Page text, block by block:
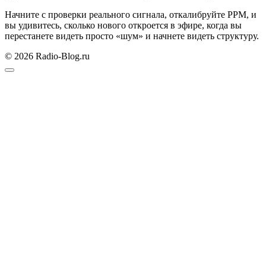
Начните с проверки реального сигнала, откалибруйте PPM, и
вы удивитесь, сколько нового откроется в эфире, когда вы
перестанете видеть просто «шум» и начнете видеть структуру.
© 2026 Radio-Blog.ru